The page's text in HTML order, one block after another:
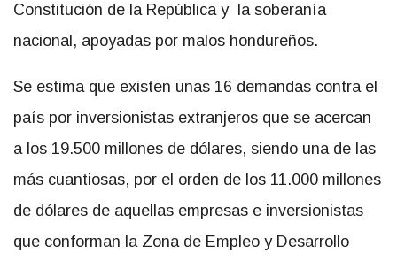
Constitución de la República y la soberanía
nacional, apoyadas por malos hondureños.
Se estima que existen unas 16 demandas contra el
país por inversionistas extranjeros que se acercan
a los 19.500 millones de dólares, siendo una de las
más cuantiosas, por el orden de los 11.000 millones
de dólares de aquellas empresas e inversionistas
que conforman la Zona de Empleo y Desarrollo